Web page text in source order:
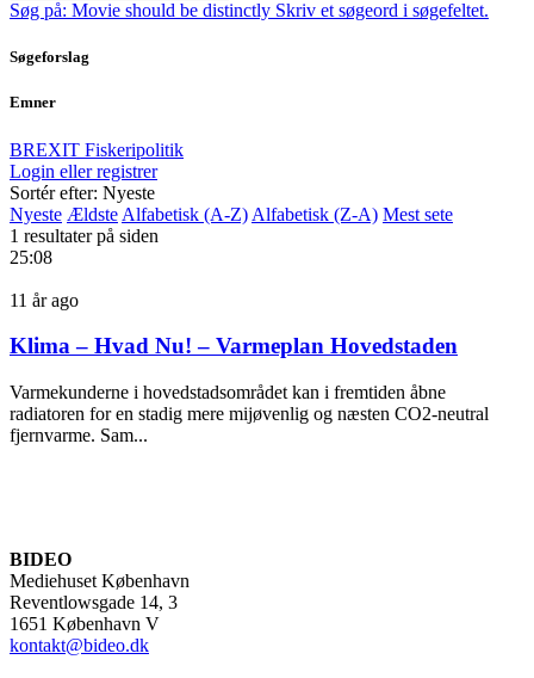
Søg på: Movie should be distinctly Skriv et søgeord i søgefeltet.
Søgeforslag
Emner
BREXIT Fiskeripolitik
Login eller registrer
Sortér efter: Nyeste
Nyeste Ældste Alfabetisk (A-Z) Alfabetisk (Z-A) Mest sete
1 resultater på siden
25:08
11 år ago
Klima – Hvad Nu! – Varmeplan Hovedstaden
Varmekunderne i hovedstadsområdet kan i fremtiden åbne
radiatoren for en stadig mere mijøvenlig og næsten CO2-neutral
fjernvarme. Sam...
BIDEO
Mediehuset København
Reventlowsgade 14, 3
1651 København V
kontakt@bideo.dk